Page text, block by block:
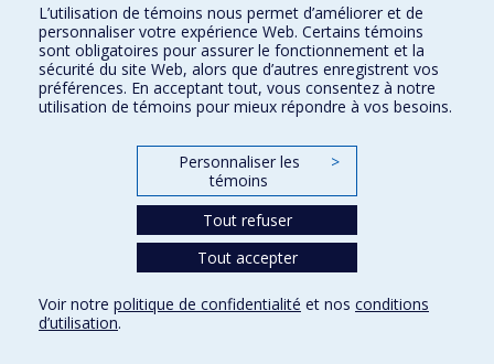
Plan du site
Signaler une erreur
Accessibilité
FACULTÉ DES ARTS ET DES SCIENCES
Nos départements et écoles
Conditions d’utilisation
L’utilisation de témoins nous permet d’améliorer et de
personnaliser votre expérience Web. Certains témoins
sont obligatoires pour assurer le fonctionnement et la
sécurité du site Web, alors que d’autres enregistrent vos
préférences. En acceptant tout, vous consentez à notre
utilisation de témoins pour mieux répondre à vos besoins.
Personnaliser les
témoins
>
Tout refuser
Tout accepter
Voir notre politique de confidentialité et nos conditions
d’utilisation.